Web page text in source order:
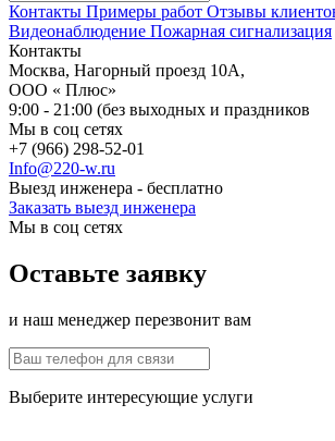
Контакты Примеры работ Отзывы
Видеонаблюдение Пожарная сигнализация
Контакты
Москва, Нагорный проезд 10А,
ООО « Плюс»
9:00 - 21:00 (без выходных и праздников
Мы в соц сетях
+7 (966) 298-52-01
Info@220-w.ru
Выезд инженера - бесплатно
Заказать выезд инженера
Мы в соц сетях
Оставьте заявку
и наш менеджер перезвонит вам
Выберите интересующие услуги